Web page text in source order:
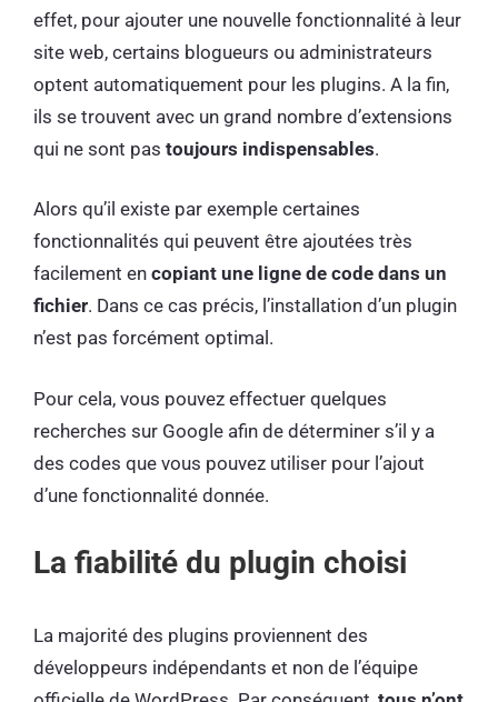
effet, pour ajouter une nouvelle fonctionnalité à leur
site web, certains blogueurs ou administrateurs
optent automatiquement pour les plugins. A la fin,
ils se trouvent avec un grand nombre d’extensions
qui ne sont pas toujours indispensables.
Alors qu’il existe par exemple certaines
fonctionnalités qui peuvent être ajoutées très
facilement en copiant une ligne de code dans un
fichier. Dans ce cas précis, l’installation d’un plugin
n’est pas forcément optimal.
Pour cela, vous pouvez effectuer quelques
recherches sur Google afin de déterminer s’il y a
des codes que vous pouvez utiliser pour l’ajout
d’une fonctionnalité donnée.
La fiabilité du plugin choisi
La majorité des plugins proviennent des
développeurs indépendants et non de l’équipe